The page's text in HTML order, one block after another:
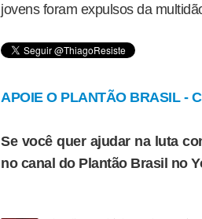
jovens foram expulsos da
APOIE O PLANTÃO BRASIL -
Se você quer ajudar na luta
no canal do Plantão Brasil no